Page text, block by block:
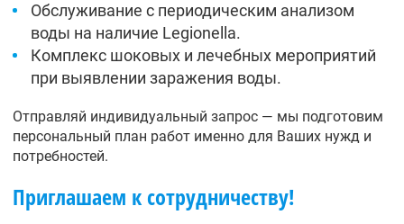
Обслуживание с периодическим анализом
воды на наличие Legionella.
Комплекс шоковых и лечебных мероприятий
при выявлении заражения воды.
Отправляй индивидуальный запрос — мы подготовим
персональный план работ именно для Ваших нужд и
потребностей.
Приглашаем к сотрудничеству!